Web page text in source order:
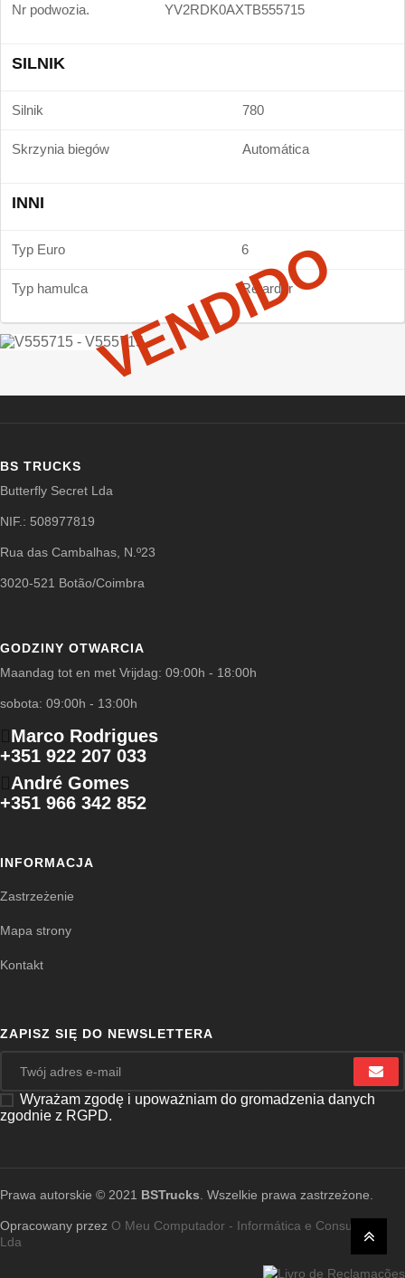
Nr podwozia. YV2RDK0AXTB555715
SILNIK
Silnik 780
Skrzynia biegów Automática
INNI
Typ Euro 6
Typ hamulca Retarder
VENDIDO
BS TRUCKS
Butterfly Secret Lda
NIF.: 508977819
Rua das Cambalhas, N.º23
3020-521 Botão/Coimbra
GODZINY OTWARCIA
Maandag tot en met Vrijdag: 09:00h - 18:00h
sobota: 09:00h - 13:00h
Marco Rodrigues
+351 922 207 033
André Gomes
+351 966 342 852
INFORMACJA
Zastrzeżenie
Mapa strony
Kontakt
ZAPISZ SIĘ DO NEWSLETTERA
Wyrażam zgodę i upoważniam do gromadzenia danych
zgodnie z RGPD.
Prawa autorskie © 2021 BSTrucks . Wszelkie prawa zastrzeżone.
Opracowany przez O Meu Computador - Informática e Consultoria,
Lda